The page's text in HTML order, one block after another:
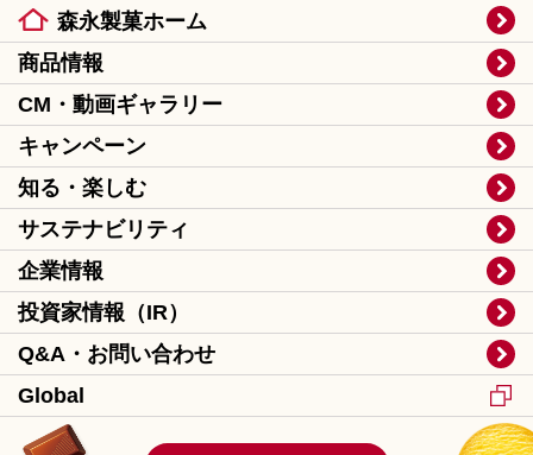
森永製菓ホーム
商品情報
CM・動画ギャラリー
キャンペーン
知る・楽しむ
サステナビリティ
企業情報
投資家情報（IR）
Q&A・お問い合わせ
Global